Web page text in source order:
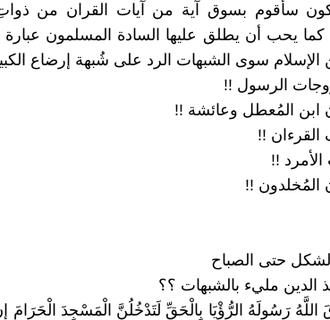
سأقوم بسوق آية من آيات القران من
كما يحب أن يطلق عليها السادة المسلمون عبارة
سوى الشبهات الرد على شُبهة إرضاع
الرسول !!
ابن المُعطل وعائشة !!
القرءان !!
!!
المُخلدون !!
الشكل حتى الصباح
الدين مليء بالشبهات ؟؟
رَسُولَهُ الرُّؤْيَا بِالْحَقِّ لَتَدْخُلُنَّ الْمَسْجِدَ الْحَرَامَ